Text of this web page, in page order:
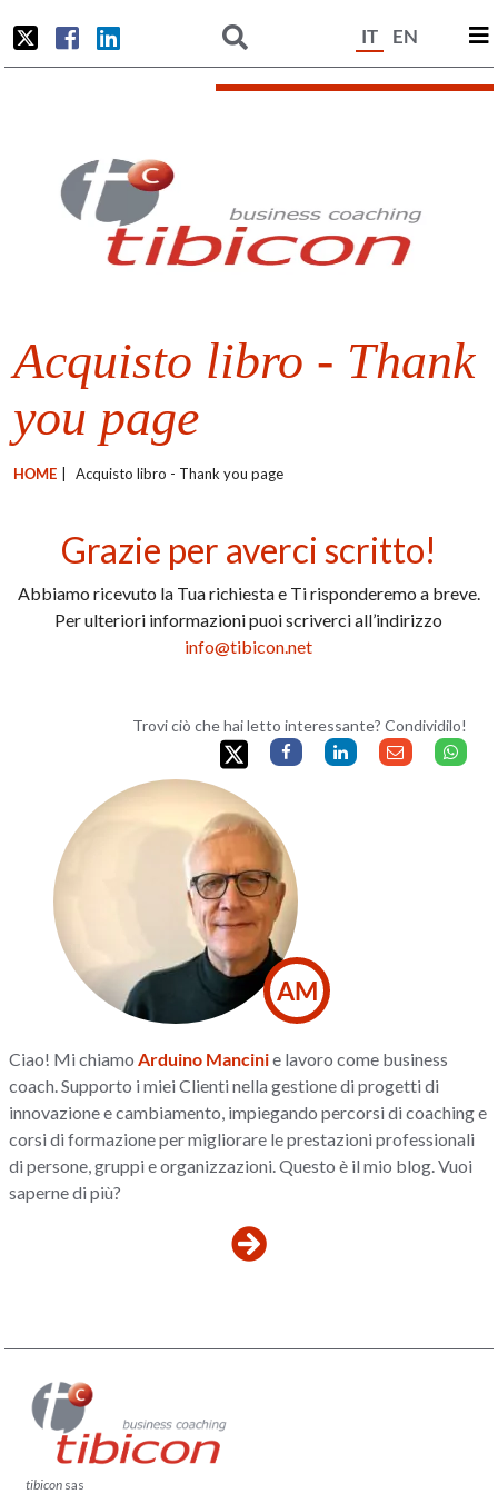
IT EN
Acquisto libro - Thank
you page
HOME Acquisto libro - Thank you page
Grazie per averci scritto!
Abbiamo ricevuto la Tua richiesta e Ti risponderemo a breve.
Per ulteriori informazioni puoi scriverci all’indirizzo
info@tibicon.net
Trovi ciò che hai letto interessante? Condividilo!
AM
Ciao! Mi chiamo Arduino Mancinie lavoro come business
coach. Supporto i miei Clienti nella gestione di progetti di
innovazione e cambiamento, impiegando percorsi di coaching e
corsi di formazione per migliorare le prestazioni professionali
di persone, gruppi e organizzazioni. Questo è il mio blog. Vuoi
saperne di più?
tibicon sas